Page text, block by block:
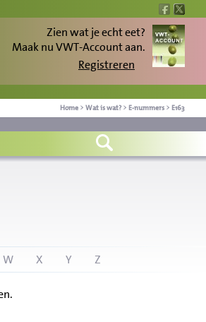
Zien wat je echt eet?
Maak nu VWT-Account aan.
Registreren
Home > Wat is wat?> E-nummers > E163
W X Y Z